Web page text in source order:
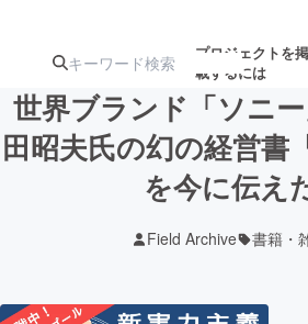
プロジェクトを掲
載するには
注目のリ 注目の新着プロ
ジェクト
募集
世界ブランド「ソニ
田昭夫氏の幻の経営書
を今に伝え
Field Archive 書籍・